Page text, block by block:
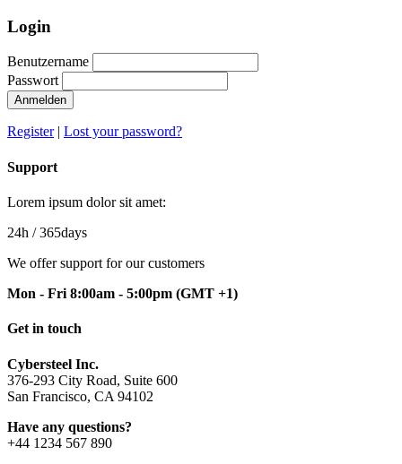
Login
Benutzername
Passwort
Anmelden
Register| Lost your password?
Support
Lorem ipsum dolor sit amet:
24h / 365days
We offer support for our customers
Mon - Fri 8:00am - 5:00pm (GMT +1)
Get in touch
Cybersteel Inc.
376-293 City Road, Suite 600
San Francisco, CA 94102
Have any questions?
+44 1234 567 890